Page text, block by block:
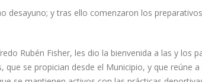
desayuno; y tras ello comenzaron los
Rubén Fisher, les dio la bienvenida a las y los
se propician desde el Municipio, y que reúne a